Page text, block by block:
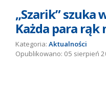
„Szarik” szuka
Każda para
Kategoria: Aktualności
05 sierpień